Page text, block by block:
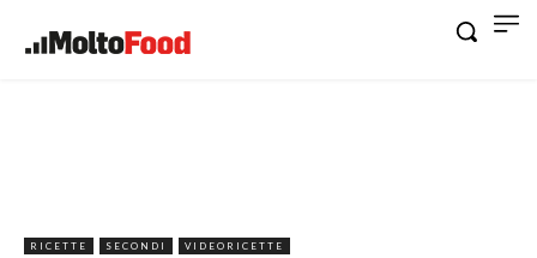
RICETTE SECONDI VIDEORICETTE